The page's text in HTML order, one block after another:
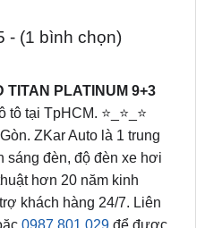
PLATINUM 9+3
ZKar Auto là 1 trung
đèn, độ đèn xe hơi
hơn 20 năm kinh
khách hàng 24/7. Liên
0987.801.029 để được
viên tận tâm.
Bi LED TITAN